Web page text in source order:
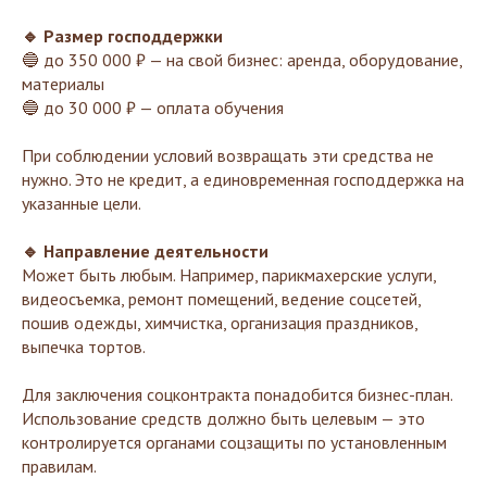
🔹 Размер господдержки
🔵 до 350 000 ₽ — на свой бизнес: аренда, оборудование,
материалы
🔵 до 30 000 ₽ — оплата обучения
При соблюдении условий возвращать эти средства не
нужно. Это не кредит, а единовременная господдержка на
указанные цели.
🔹 Направление деятельности
Может быть любым. Например, парикмахерские услуги,
видеосъемка, ремонт помещений, ведение соцсетей,
пошив одежды, химчистка, организация праздников,
выпечка тортов.
Для заключения соцконтракта понадобится бизнес-план.
Использование средств должно быть целевым — это
контролируется органами соцзащиты по установленным
правилам.